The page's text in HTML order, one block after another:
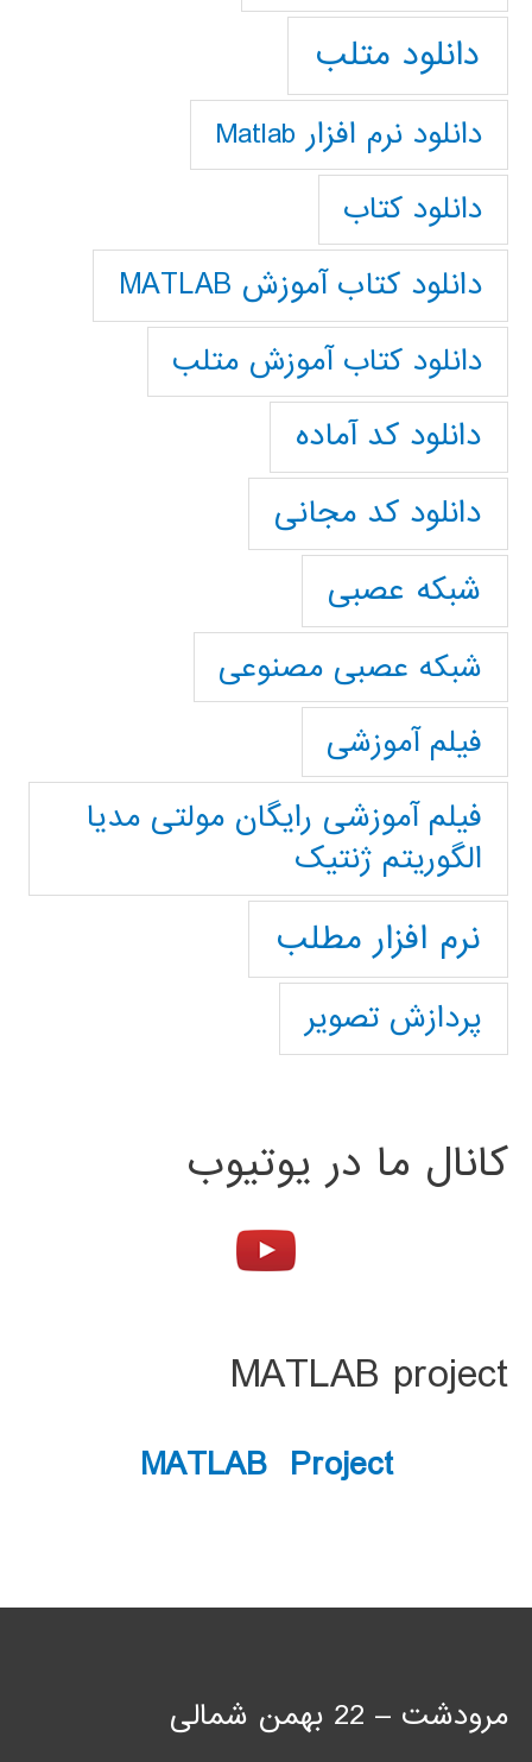
دانلود متلب
دانلود نرم افزار Matlab
دانلود کتاب
دانلود کتاب آموزش MATLAB
دانلود کتاب آموزش متلب
دانلود کد آماده
دانلود کد مجانی
شبکه عصبی
شبکه عصبی مصنوعی
فیلم آموزشی
فیلم آموزشی رایگان مولتی مدیا
الگوریتم ژنتیک
نرم افزار مطلب
پردازش تصویر
کانال ما در یوتیوب
MATLAB project
MATLAB Project
مرودشت – 22 بهمن شمالی